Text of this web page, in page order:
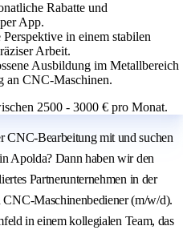
Rabatte und
App.
Perspektive in einem stabilen
Arbeit.
Ausbildung im Metallbereich
an CNC-Maschinen.
2500 - 3000 € pro Monat.
CNC-Bearbeitung mit und suchen
Apolda? Dann haben wir den
Partnerunternehmen in der
Maschinenbediener (m/w/d).
in einem kollegialen Team, das